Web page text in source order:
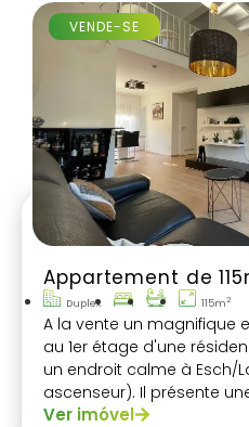
Appartement de
Duplex 115m2
A la vente un magnifique
au 1er étage d'une
un endroit calme à Esch/
ascenseur). Il présente
115 m².
Ver imóvel
VENDE-SE